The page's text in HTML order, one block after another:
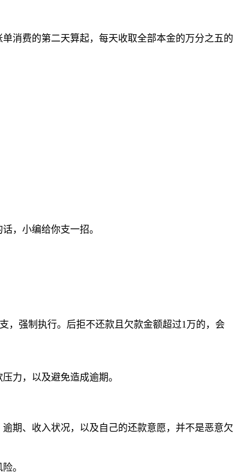
消费的第二天算起，每天收取全部本金的万分之五的
，小编给你支一招。
，强制执行。后拒不还款且欠款金额超过1万的，会
力，以及避免造成逾期。
期、收入状况，以及自己的还款意愿，并不是恶意欠
。